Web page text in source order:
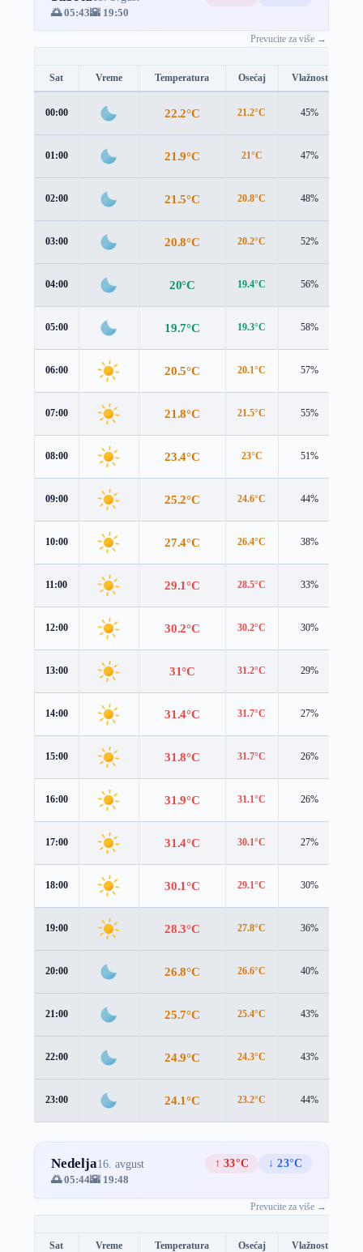
🌅 05:43🌇 19:50
Prevucite za više →
Sat Vreme Temperatura Osećaj Vlažnost
00:00 22.2°C 21.2°C 45%
01:00 21.9°C 21°C 47%
02:00 21.5°C 20.8°C 48%
03:00 20.8°C 20.2°C 52%
04:00 20°C 19.4°C 56%
05:00 19.7°C 19.3°C 58%
06:00 20.5°C 20.1°C 57%
07:00 21.8°C 21.5°C 55%
08:00 23.4°C 23°C 51%
09:00 25.2°C 24.6°C 44%
10:00 27.4°C 26.4°C 38%
11:00 29.1°C 28.5°C 33%
12:00 30.2°C 30.2°C 30%
13:00 31°C 31.2°C 29%
14:00 31.4°C 31.7°C 27%
15:00 31.8°C 31.7°C 26%
16:00 31.9°C 31.1°C 26%
17:00 31.4°C 30.1°C 27%
18:00 30.1°C 29.1°C 30%
19:00 28.3°C 27.8°C 36%
20:00 26.8°C 26.6°C 40%
21:00 25.7°C 25.4°C 43%
22:00 24.9°C 24.3°C 43%
23:00 24.1°C 23.2°C 44%
Nedelja16. avgust ↑ 33°C
↓ 23°C
🌅 05:44🌇 19:48
Prevucite za više →
Sat Vreme Temperatura Osećaj Vlažnost